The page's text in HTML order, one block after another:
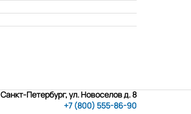
Санкт-Петербург, ул. Новоселов д. 8
+7 (800) 555-86-90